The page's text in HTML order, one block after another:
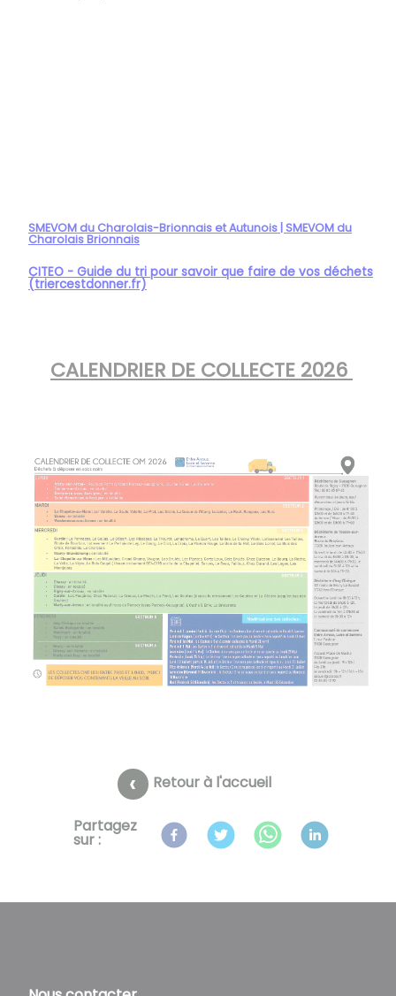
SMEVOM du Charolais-Brionnais et Autunois | SMEVOM du
Charolais Brionnais
CITEO - Guide du tri pour savoir que faire de vos déchets
(triercestdonner.fr)
CALENDRIER DE COLLECTE 2026
Retour à l'accueil
Partagez
sur :